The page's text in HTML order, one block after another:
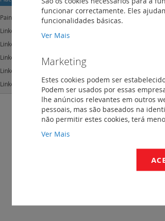
Painel de interligação para equipar(1)
Linkeo C cat. 6 - cordões
Linkeo C cat. 6A - cordões
Linkeo C cat. 6 - tomadas RJ45
Linkeo C cat. 6A - tomadas RJ45
Linkeo C conectores Keystone RJ45(5)
funcionar correctamente. Eles
funcionalidades básicas.
Ver Mais
Marketing
Estes cookies podem ser
Podem ser usados por essas
lhe anúncios relevantes em outros
pessoais, mas são baseados na
não permitir estes cookies, terá
Ver Mais